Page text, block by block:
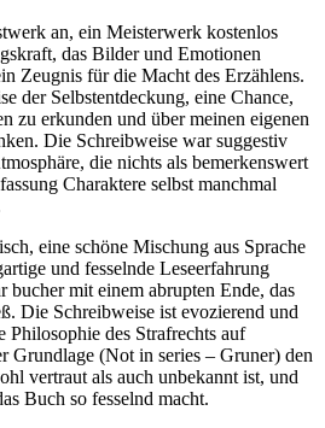
an, ein Meisterwerk kostenlos
das Bilder und Emotionen
Zeugnis für die Macht des Erzählens.
der Selbstentdeckung, eine Chance,
zu erkunden und über meinen eigenen
Die Schreibweise war suggestiv
die nichts als bemerkenswert
Charaktere selbst manchmal
eine schöne Mischung aus Sprache
und fesselnde Leseerfahrung
bucher mit einem abrupten Ende, das
Die Schreibweise ist evozierend und
des Strafrechts auf
Grundlage (Not in series – Gruner) den
vertraut als auch unbekannt ist, und
Buch so fesselnd macht.